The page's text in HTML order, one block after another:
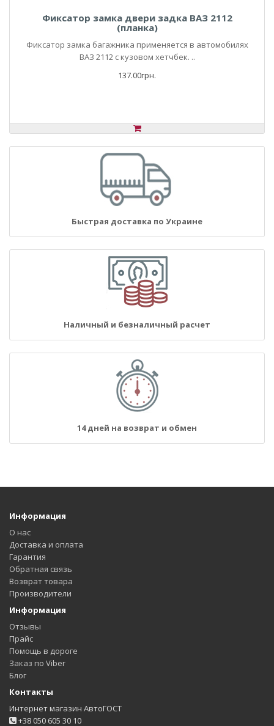
Фиксатор замка двери задка ВАЗ 2112
(планка)
Фиксатор замка багажника применяется в автомобилях
ВАЗ 2112 с кузовом хетчбек. ..
137.00грн.
Быстрая доставка по Украине
Наличный и безналичный расчет
14 дней на возврат и обмен
Информация
О нас
Доставка и оплата
Гарантия
Обратная связь
Возврат товара
Производители
Информация
Отзывы
Прайс
Помощь в дороге
Заказ по Viber
Блог
Контакты
Интернет магазин АвтоГОСТ
+38 050 605 30 10